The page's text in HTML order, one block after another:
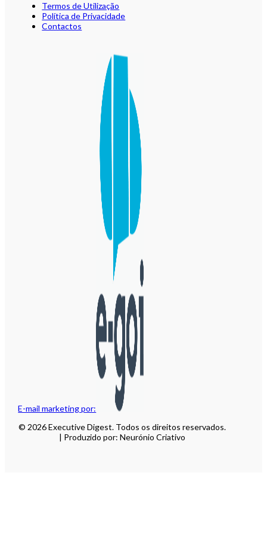
E-mail marketing por:
Termos de Utilização
Política de Privacidade
Contactos
© 2026 Executive Digest. Todos os direitos reservados.
| Produzido por: Neurónio Criativo